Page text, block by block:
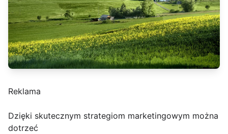
Reklama
Dzięki skutecznym strategiom marketingowym można
dotrzeć